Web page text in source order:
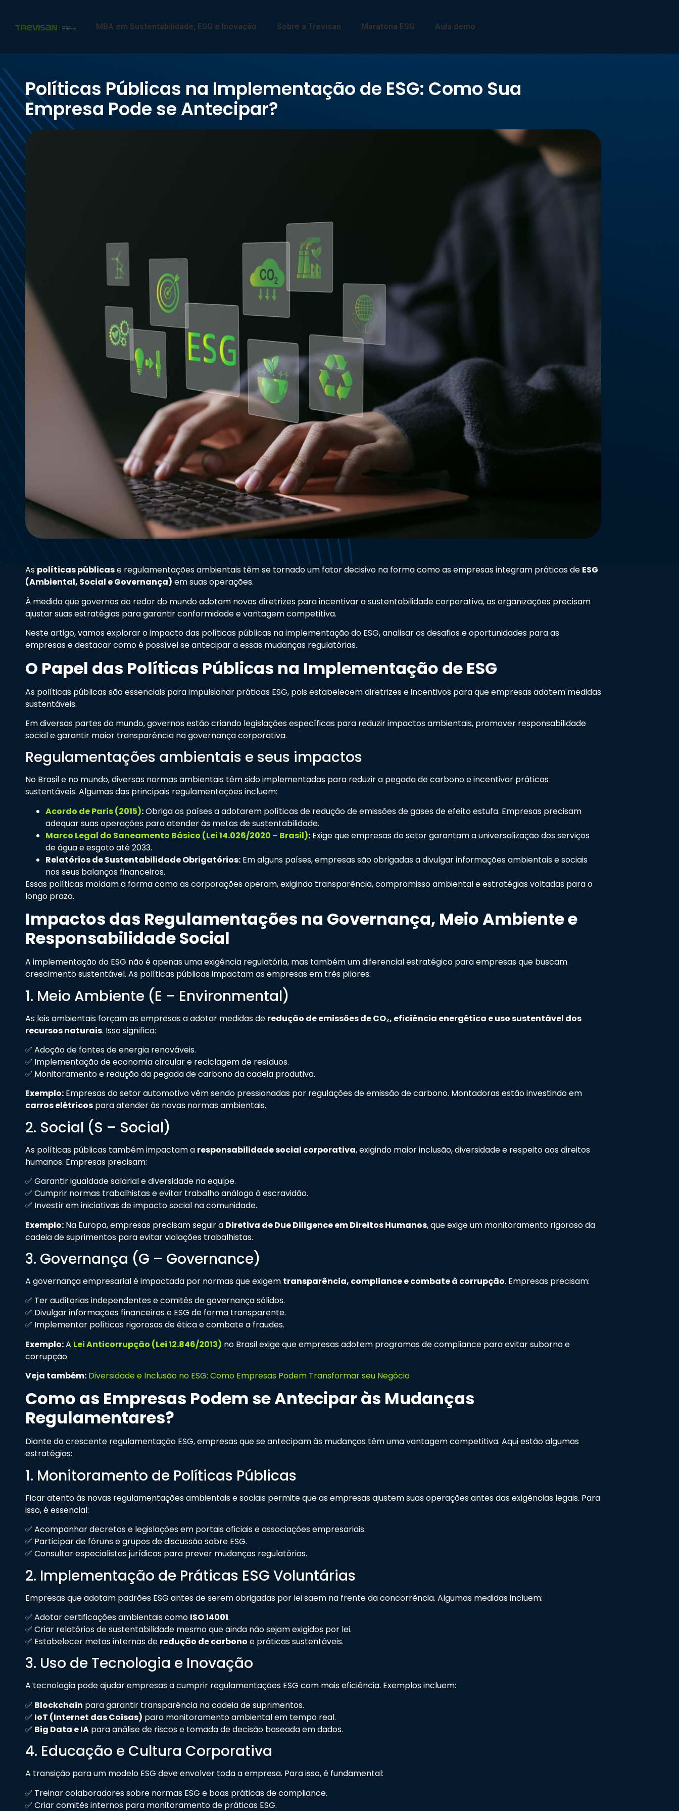
MBA em Sustentabilidade, ESG e Inovação Sobre a Trevisan Maratona ESG Aula demo
Políticas Públicas na Implementação de ESG: Como Sua
Empresa Pode se Antecipar?
As políticas públicase regulamentações ambientais têm se tornado um fator decisivo na forma como as empresas integram práticas de ESG
(Ambiental, Social e Governança) em suas operações.
À medida que governos ao redor do mundo adotam novas diretrizes para incentivar a sustentabilidade corporativa, as organizações precisam
ajustar suas estratégias para garantir conformidade e vantagem competitiva.
Neste artigo, vamos explorar o impacto das políticas públicas na implementação do ESG, analisar os desafios e oportunidades para as
empresas e destacar como é possível se antecipar a essas mudanças regulatórias.
O Papel das Políticas Públicas na Implementação de ESG
As políticas públicas são essenciais para impulsionar práticas ESG, pois estabelecem diretrizes e incentivos para que empresas adotem medidas
sustentáveis.
Em diversas partes do mundo, governos estão criando legislações específicas para reduzir impactos ambientais, promover responsabilidade
social e garantir maior transparência na governança corporativa.
Regulamentações ambientais e seus impactos
No Brasil e no mundo, diversas normas ambientais têm sido implementadas para reduzir a pegada de carbono e incentivar práticas
sustentáveis. Algumas das principais regulamentações incluem:
Acordo de Paris (2015):Obriga os países a adotarem políticas de redução de emissões de gases de efeito estufa. Empresas precisam
adequar suas operações para atender às metas de sustentabilidade.
Marco Legal do Saneamento Básico (Lei 14.026/2020 – Brasil): Exige que empresas do setor garantam a universalização dos serviços
de água e esgoto até 2033.
Relatórios de Sustentabilidade Obrigatórios: Em alguns países, empresas são obrigadas a divulgar informações ambientais e sociais
nos seus balanços financeiros.
Essas políticas moldam a forma como as corporações operam, exigindo transparência, compromisso ambiental e estratégias voltadas para o
longo prazo.
Impactos das Regulamentações na Governança, Meio Ambiente e
Responsabilidade Social
A implementação do ESG não é apenas uma exigência regulatória, mas também um diferencial estratégico para empresas que buscam
crescimento sustentável. As políticas públicas impactam as empresas em três pilares:
1. Meio Ambiente (E – Environmental)
As leis ambientais forçam as empresas a adotar medidas de redução de emissões de CO₂, eficiência energética e uso sustentável dos
recursos naturais. Isso significa:
✅ Adoção de fontes de energia renováveis.
✅ Implementação de economia circular e reciclagem de resíduos.
✅ Monitoramento e redução da pegada de carbono da cadeia produtiva.
Exemplo: Empresas do setor automotivo vêm sendo pressionadas por regulações de emissão de carbono. Montadoras estão investindo em
carros elétricos para atender às novas normas ambientais.
2. Social (S – Social)
As políticas públicas também impactam a responsabilidade social corporativa, exigindo maior inclusão, diversidade e respeito aos direitos
humanos. Empresas precisam:
✅ Garantir igualdade salarial e diversidade na equipe.
✅ Cumprir normas trabalhistas e evitar trabalho análogo à escravidão.
✅ Investir em iniciativas de impacto social na comunidade.
Exemplo: Na Europa, empresas precisam seguir a Diretiva de Due Diligence em Direitos Humanos, que exige um monitoramento rigoroso da
cadeia de suprimentos para evitar violações trabalhistas.
3. Governança (G – Governance)
A governança empresarial é impactada por normas que exigem transparência, compliance e combate à corrupção. Empresas precisam:
✅ Ter auditorias independentes e comitês de governança sólidos.
✅ Divulgar informações financeiras e ESG de forma transparente.
✅ Implementar políticas rigorosas de ética e combate a fraudes.
Exemplo:A Lei Anticorrupção (Lei 12.846/2013) no Brasil exige que empresas adotem programas de compliance para evitar suborno e
corrupção.
Veja também: Diversidade e Inclusão no ESG: Como Empresas Podem Transformar seu Negócio
Como as Empresas Podem se Antecipar às Mudanças
Regulamentares?
Diante da crescente regulamentação ESG, empresas que se antecipam às mudanças têm uma vantagem competitiva. Aqui estão algumas
estratégias:
1. Monitoramento de Políticas Públicas
Ficar atento às novas regulamentações ambientais e sociais permite que as empresas ajustem suas operações antes das exigências legais. Para
isso, é essencial:
✅ Acompanhar decretos e legislações em portais oficiais e associações empresariais.
✅ Participar de fóruns e grupos de discussão sobre ESG.
✅ Consultar especialistas jurídicos para prever mudanças regulatórias.
2. Implementação de Práticas ESG Voluntárias
Empresas que adotam padrões ESG antes de serem obrigadas por lei saem na frente da concorrência. Algumas medidas incluem:
✅ Adotar certificações ambientais como ISO 14001.
✅ Criar relatórios de sustentabilidade mesmo que ainda não sejam exigidos por lei.
✅ Estabelecer metas internas de redução de carbono e práticas sustentáveis.
3. Uso de Tecnologia e Inovação
A tecnologia pode ajudar empresas a cumprir regulamentações ESG com mais eficiência. Exemplos incluem:
✅ Blockchain para garantir transparência na cadeia de suprimentos.
✅ IoT (Internet das Coisas) para monitoramento ambiental em tempo real.
✅ Big Data e IA para análise de riscos e tomada de decisão baseada em dados.
4. Educação e Cultura Corporativa
A transição para um modelo ESG deve envolver toda a empresa. Para isso, é fundamental:
✅ Treinar colaboradores sobre normas ESG e boas práticas de compliance.
✅ Criar comitês internos para monitoramento de práticas ESG.